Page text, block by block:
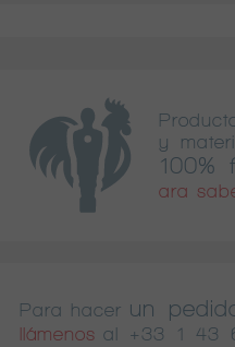
y
100%
ara
Para hacer un
llámenos al +33 1 43